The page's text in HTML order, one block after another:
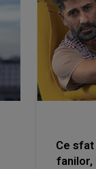
Ce
fanilor,